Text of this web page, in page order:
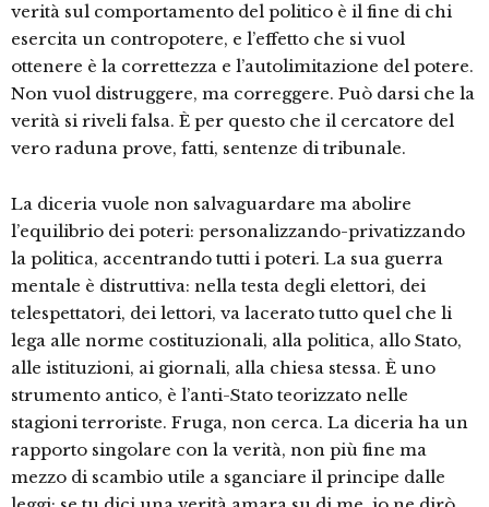
verità sul comportamento del politico è il fine di chi
esercita un contropotere, e l’effetto che si vuol
ottenere è la correttezza e l’autolimitazione del potere.
Non vuol distruggere, ma correggere. Può darsi che la
verità si riveli falsa. È per questo che il cercatore del
vero raduna prove, fatti, sentenze di tribunale.
La diceria vuole non salvaguardare ma abolire
l’equilibrio dei poteri: personalizzando-privatizzando
la politica, accentrando tutti i poteri. La sua guerra
mentale è distruttiva: nella testa degli elettori, dei
telespettatori, dei lettori, va lacerato tutto quel che li
lega alle norme costituzionali, alla politica, allo Stato,
alle istituzioni, ai giornali, alla chiesa stessa. È uno
strumento antico, è l’anti-Stato teorizzato nelle
stagioni terroriste. Fruga, non cerca. La diceria ha un
rapporto singolare con la verità, non più fine ma
mezzo di scambio utile a sganciare il principe dalle